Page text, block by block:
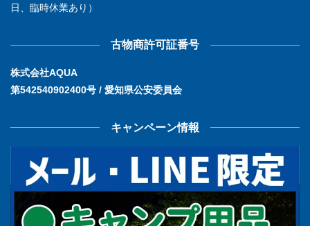
日、臨時休業あり）
古物商許可証番号
株式会社AQUA
第542540902400号 / 愛知県公安委員会
キャンペーン情報